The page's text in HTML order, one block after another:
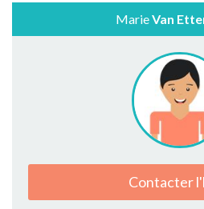
MarieVan
Contacter